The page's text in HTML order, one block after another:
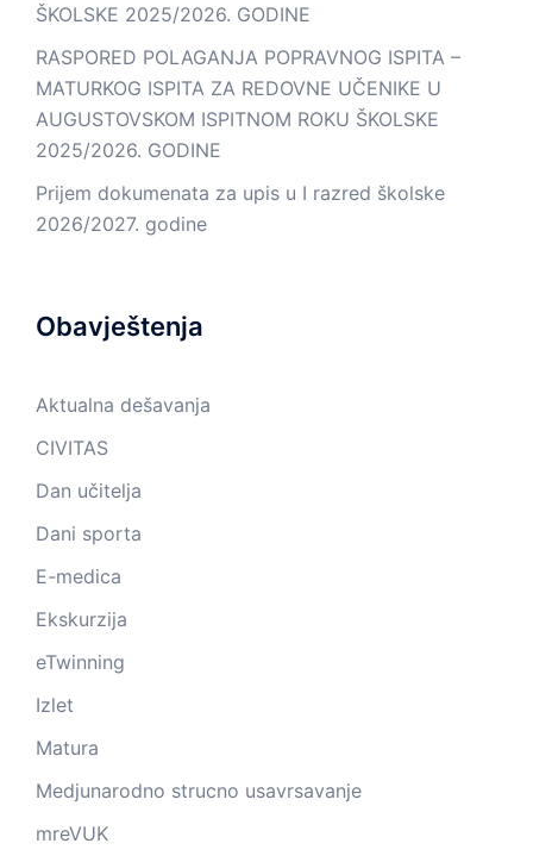
ŠKOLSKE 2025/2026. GODINE
RASPORED POLAGANJA POPRAVNOG ISPITA –
MATURKOG ISPITA ZA REDOVNE UČENIKE U
AUGUSTOVSKOM ISPITNOM ROKU ŠKOLSKE
2025/2026. GODINE
Prijem dokumenata za upis u I razred školske
2026/2027. godine
Obavještenja
Aktualna dešavanja
CIVITAS
Dan učitelja
Dani sporta
E-medica
Ekskurzija
eTwinning
Izlet
Matura
Medjunarodno strucno usavrsavanje
mreVUK